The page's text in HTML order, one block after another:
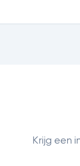
Krijg een